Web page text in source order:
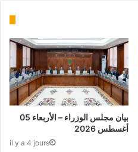
بيان مجلس الوزراء – الأربعاء 05
أغسطس 2026
il y a 4 jours